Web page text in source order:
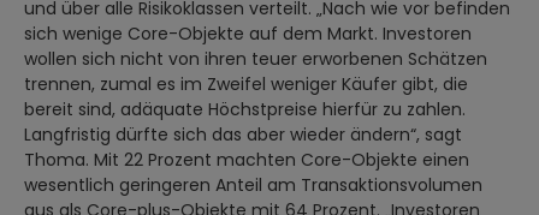
und über alle Risikoklassen verteilt. „Nach wie vor befinden
sich wenige Core-Objekte auf dem Markt. Investoren
wollen sich nicht von ihren teuer erworbenen Schätzen
trennen, zumal es im Zweifel weniger Käufer gibt, die
bereit sind, adäquate Höchstpreise hierfür zu zahlen.
Langfristig dürfte sich das aber wieder ändern“, sagt
Thoma. Mit 22 Prozent machten Core-Objekte einen
wesentlich geringeren Anteil am Transaktionsvolumen
aus als Core-plus-Objekte mit 64 Prozent. „Investoren